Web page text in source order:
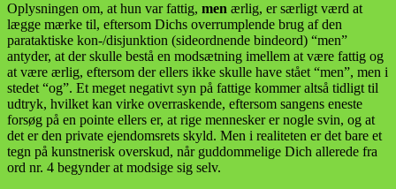
Oplysningen om, at hun var fattig, men ærlig, er særligt værd at
lægge mærke til, eftersom Dichs overrumplende brug af den
parataktiske kon-/disjunktion (sideordnende bindeord) “men”
antyder, at der skulle bestå en modsætning imellem at være fattig og
at være ærlig, eftersom der ellers ikke skulle have stået “men”, men i
stedet “og”. Et meget negativt syn på fattige kommer altså tidligt til
udtryk, hvilket kan virke overraskende, eftersom sangens eneste
forsøg på en pointe ellers er, at rige mennesker er nogle svin, og at
det er den private ejendomsrets skyld. Men i realiteten er det bare et
tegn på kunstnerisk overskud, når guddommelige Dich allerede fra
ord nr. 4 begynder at modsige sig selv.